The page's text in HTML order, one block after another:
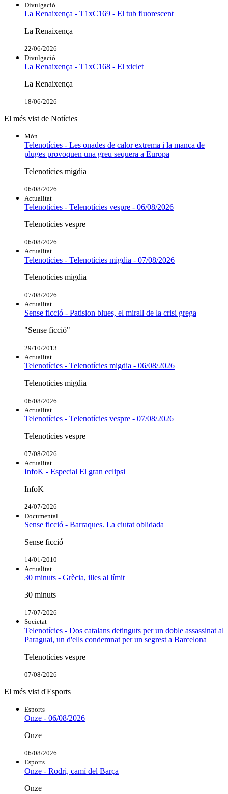
Divulgació
La Renaixença - T1xC169 - El tub fluorescent
La Renaixença
22/06/2026
Divulgació
La Renaixença - T1xC168 - El xiclet
La Renaixença
18/06/2026
El més vist de Notícies
Món
Telenotícies - Les onades de calor extrema i la manca de
pluges provoquen una greu sequera a Europa
Telenotícies migdia
06/08/2026
Actualitat
Telenotícies - Telenotícies vespre - 06/08/2026
Telenotícies vespre
06/08/2026
Actualitat
Telenotícies - Telenotícies migdia - 07/08/2026
Telenotícies migdia
07/08/2026
Actualitat
Sense ficció - Patision blues, el mirall de la crisi grega
"Sense ficció"
29/10/2013
Actualitat
Telenotícies - Telenotícies migdia - 06/08/2026
Telenotícies migdia
06/08/2026
Actualitat
Telenotícies - Telenotícies vespre - 07/08/2026
Telenotícies vespre
07/08/2026
Actualitat
InfoK - Especial El gran eclipsi
InfoK
24/07/2026
Documental
Sense ficció - Barraques. La ciutat oblidada
Sense ficció
14/01/2010
Actualitat
30 minuts - Grècia, illes al límit
30 minuts
17/07/2026
Societat
Telenotícies - Dos catalans detinguts per un doble assassinat al
Paraguai, un d'ells condemnat per un segrest a Barcelona
Telenotícies vespre
07/08/2026
El més vist d'Esports
Esports
Onze - 06/08/2026
Onze
06/08/2026
Esports
Onze - Rodri, camí del Barça
Onze